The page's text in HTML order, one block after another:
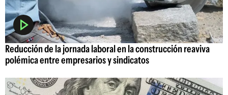
Reducción de la jornada laboral en la construcción reaviva
polémica entre empresarios y sindicatos